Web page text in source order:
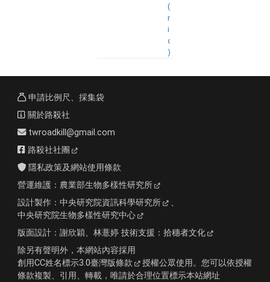
(
n
i
d
)
申請比例尺、採集袋
關於路殺社
twroadkill@gmail.com
路殺社社團
隱私政策及網站使用條款
營運維護： 農業部生物多樣性研究所
設計製作： 中央研究院資訊科學研究所
、
中央研究院生物多樣性研究中心
版面設計： 謝欣穎、林薏婷 技術支援： 拾穗者文化
除另有聲明外，本網站內容採用
創用CC姓名標示3.0臺灣版條款
授權公眾使用。您可以依授權
條款複製、引用、轉載，唯請於合理位置標示本站網址